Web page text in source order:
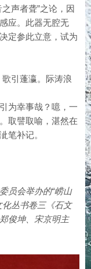
声者聋”之论，因
应。此器无腔无
定参此立意，试为
引蓬瀛。际涛浪
为幸事哉？噫，一
取譬取喻，湛然在
笔补记。
员会举办的“崂山
丛书卷三《石文
俊坤、宋京明主